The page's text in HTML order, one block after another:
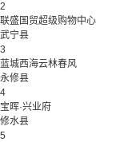
2
联盛国贸超级购物中心
武宁县
3
蓝城西海云林春风
永修县
4
宝晖·兴业府
修水县
5